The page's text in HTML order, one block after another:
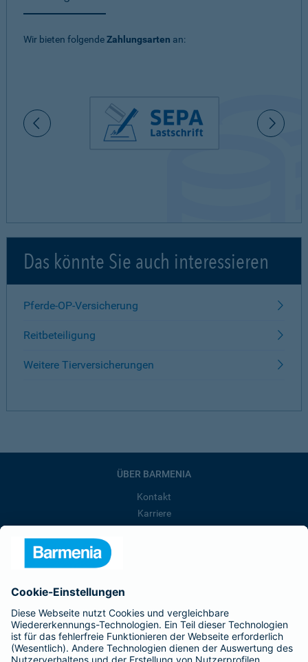
Wir bieten folgendeZahlungsarten an:
Das könnte Sie auch interessieren
Pferde-OP-Versicherung
Reitbeteiligung
Weitere Tierversicherungen
ÜBER BARMENIA
Kontakt
Karriere
Barmenia ist Teil der BarmeniaGothaer
BELIEBTE SEITEN
Kranken-Zusatzversicherung